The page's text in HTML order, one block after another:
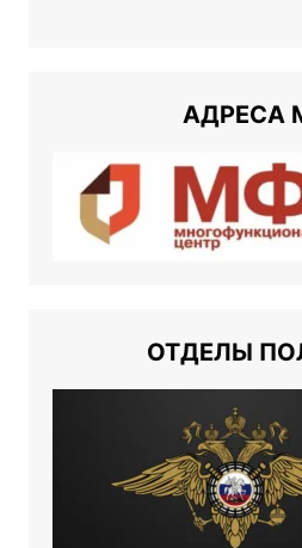
АДРЕСА
ОТДЕЛЫ